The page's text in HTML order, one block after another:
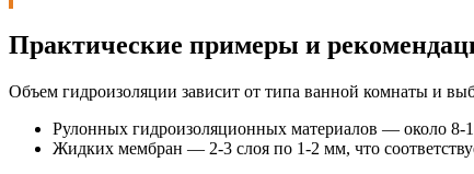
Практические примеры и
Объем гидроизоляции зависит от типа ванной комнаты и
Рулонных гидроизоляционных материалов — около 8-
Жидких мембран — 2-3 слоя по 1-2 мм, что